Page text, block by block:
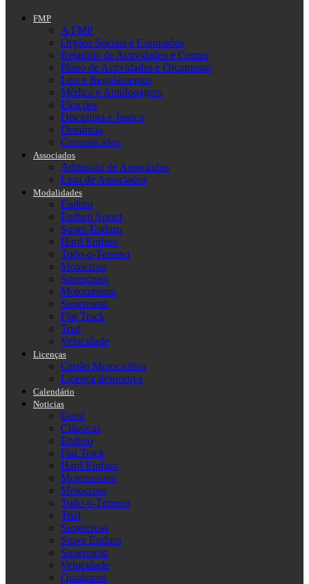
FMP
A FMP
Órgãos Sociais e Comissões
Relatório de Actividades e Contas
Plano de Actividades e Orçamento
Leis e Regulamentos
Médica e Antidopagem
Eleições
Disciplina e Justiça
Denúncia
Comunicados
Associados
Admissão de Associados
Lista de Associados
Modalidades
Enduro
Enduro Sprint
Super-Enduro
Hard Enduro
Todo-o-Terreno
Motocross
Supercross
Mototurismo
Supermoto
Flat Track
Trial
Velocidade
Licenças
Cartão Motociclista
Licença desportiva
Calendário
Noticias
Geral
Clássicas
Enduro
Flat Track
Hard Enduro
Mototurismo
Motocross
Todo-o-Terreno
Trial
Supercross
Super Enduro
Supermoto
Velocidade
Quadcross